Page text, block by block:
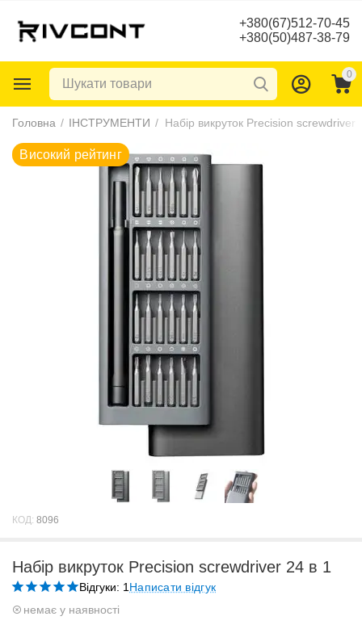
+380(67)512-70-45
+380(50)487-38-79
0
Головна / ІНСТРУМЕНТИ / Набір викруток Precision screwdriver
КОД: 8096
Набір викруток Precision screwdriver 24 в 1
Відгуки: 1 Написати відгук
немає у наявності